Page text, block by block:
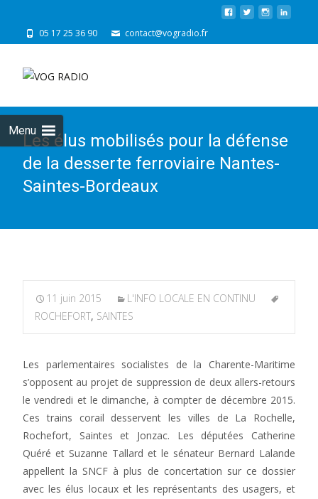
05 17 25 36 90 contact@vogradio.fr
Menu
Les élus mobilisés pour la défense
de la desserte ferroviaire Nantes-
Saintes-Bordeaux
11 juin 2015
L'INFO LOCALE EN CONTINU
ROCHEFORT, SAINTES
Les parlementaires socialistes de la Charente-Maritime
s’opposent au projet de suppression de deux allers-retours
le vendredi et le dimanche, à compter de décembre 2015.
Ces trains corail desservent les villes de La Rochelle,
Rochefort, Saintes et Jonzac. Les députées Catherine
Quéré et Suzanne Tallard et le sénateur Bernard Lalande
appellent la SNCF à plus de concertation sur ce dossier
avec les élus locaux et les représentants des usagers, et